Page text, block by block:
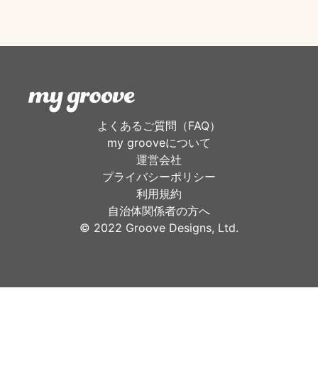
よくあるご質問（FAQ）
my grooveについて
運営会社
プライバシーポリシー
利用規約
自治体関係者の方へ
©︎ 2022 Groove Designs, Ltd.